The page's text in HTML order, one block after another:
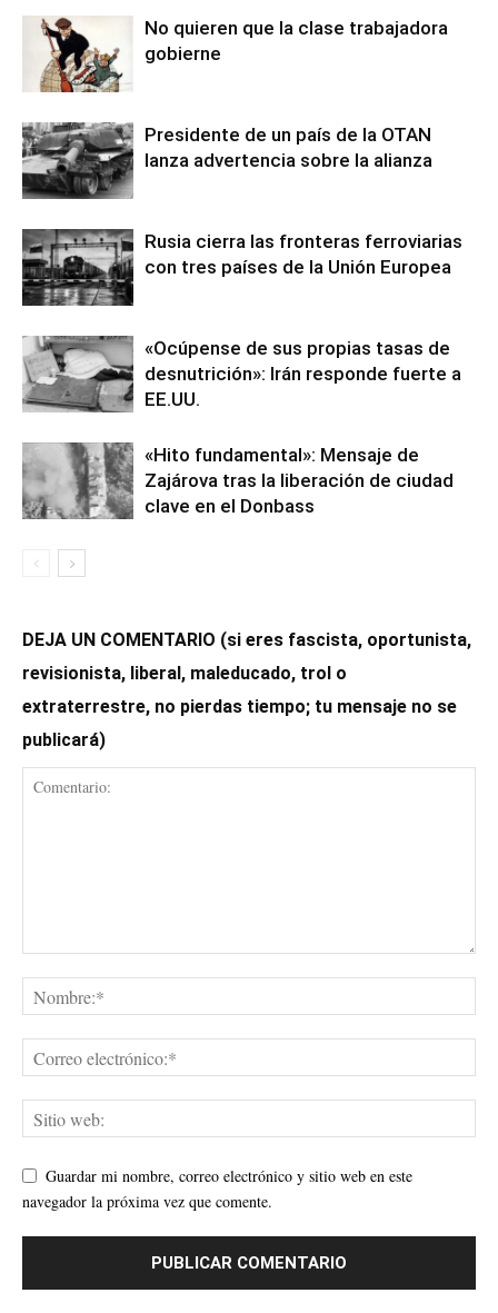
No quieren que la clase trabajadora
gobierne
Presidente de un país de la OTAN
lanza advertencia sobre la alianza
Rusia cierra las fronteras ferroviarias
con tres países de la Unión Europea
«Ocúpense de sus propias tasas de
desnutrición»: Irán responde fuerte a
EE.UU.
«Hito fundamental»: Mensaje de
Zajárova tras la liberación de ciudad
clave en el Donbass
DEJA UN COMENTARIO (si eres fascista, oportunista,
revisionista, liberal, maleducado, trol o
extraterrestre, no pierdas tiempo; tu mensaje no se
publicará)
Guardar mi nombre, correo electrónico y sitio web en este
navegador la próxima vez que comente.